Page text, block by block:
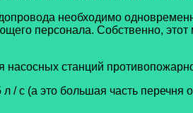
необходимо
персонала. Собственно,
станций
с (а это большая часть